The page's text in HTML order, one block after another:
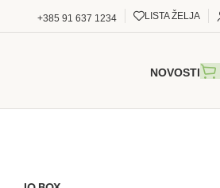
+385 91 637 1234 LISTA ŽELJA
NOVOSTI